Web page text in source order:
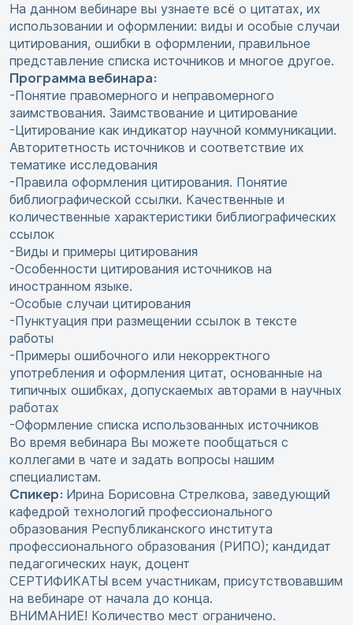
На данном вебинаре вы узнаете всё о цитатах, их
использовании и оформлении: виды и особые случаи
цитирования, ошибки в оформлении, правильное
представление списка источников и многое другое.
Программа вебинара:
-Понятие правомерного и неправомерного
заимствования. Заимствование и цитирование
-Цитирование как индикатор научной коммуникации.
Авторитетность источников и соответствие их
тематике исследования
-Правила оформления цитирования. Понятие
библиографической ссылки. Качественные и
количественные характеристики библиографических
ссылок
-Виды и примеры цитирования
-Особенности цитирования источников на
иностранном языке.
-Особые случаи цитирования
-Пунктуация при размещении ссылок в тексте
работы
-Примеры ошибочного или некорректного
употребления и оформления цитат, основанные на
типичных ошибках, допускаемых авторами в научных
работах
-Оформление списка использованных источников
Во время вебинара Вы можете пообщаться с
коллегами в чате и задать вопросы нашим
специалистам.
Спикер: Ирина Борисовна Стрелкова, заведующий
кафедрой технологий профессионального
образования Республиканского института
профессионального образования (РИПО); кандидат
педагогических наук, доцент
СЕРТИФИКАТЫ всем участникам, присутствовавшим
на вебинаре от начала до конца.
ВНИМАНИЕ! Количество мест ограничено.